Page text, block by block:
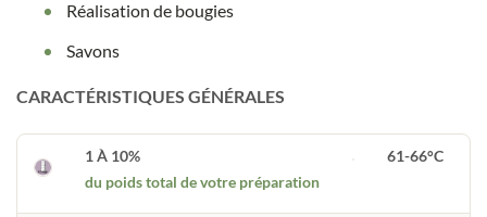
Réalisation de bougies
Savons
CARACTÉRISTIQUES GÉNÉRALES
1 À 10%
du poids total de votre préparation
61-66°C